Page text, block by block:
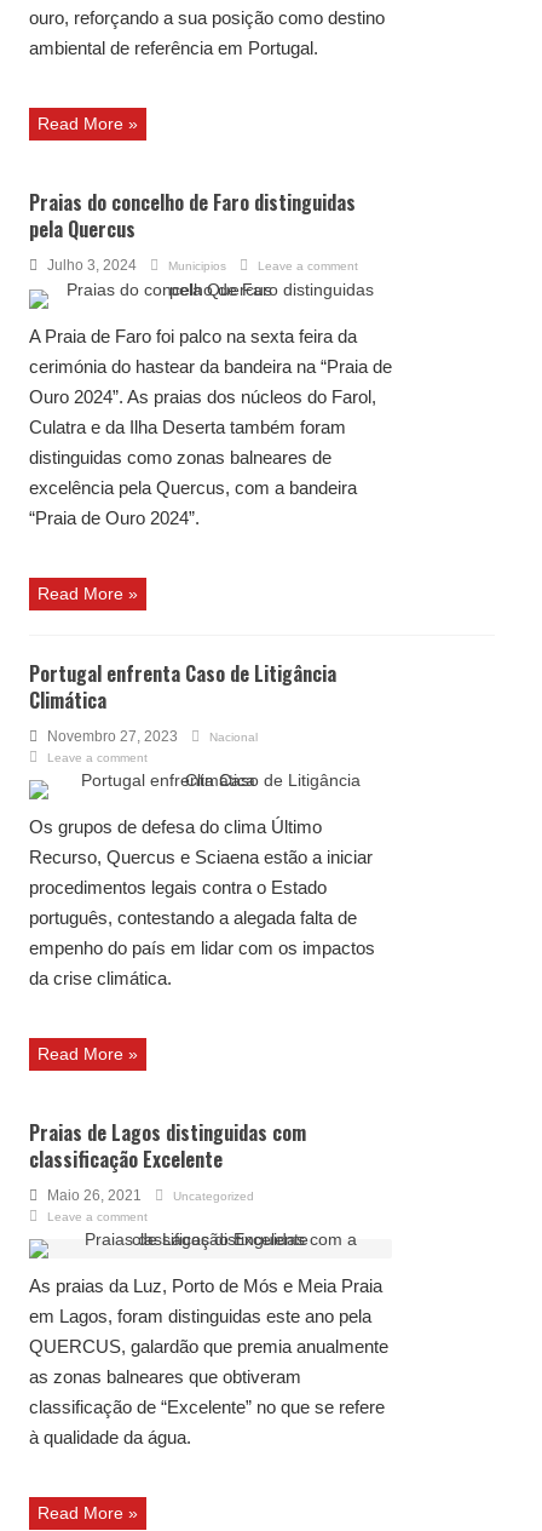
ouro, reforçando a sua posição como destino
ambiental de referência em Portugal.
Read More »
Praias do concelho de Faro distinguidas
pela Quercus
Julho 3, 2024 Municipios Leave a comment
A Praia de Faro foi palco na sexta feira da
cerimónia do hastear da bandeira na “Praia de
Ouro 2024”. As praias dos núcleos do Farol,
Culatra e da Ilha Deserta também foram
distinguidas como zonas balneares de
excelência pela Quercus, com a bandeira
“Praia de Ouro 2024”.
Read More »
Portugal enfrenta Caso de Litigância
Climática
Novembro 27, 2023
Nacional
Leave a comment
Os grupos de defesa do clima Último
Recurso, Quercus e Sciaena estão a iniciar
procedimentos legais contra o Estado
português, contestando a alegada falta de
empenho do país em lidar com os impactos
da crise climática.
Read More »
Praias de Lagos distinguidas com
classificação Excelente
Maio 26, 2021
Uncategorized
Leave a comment
As praias da Luz, Porto de Mós e Meia Praia
em Lagos, foram distinguidas este ano pela
QUERCUS, galardão que premia anualmente
as zonas balneares que obtiveram
classificação de “Excelente” no que se refere
à qualidade da água.
Read More »